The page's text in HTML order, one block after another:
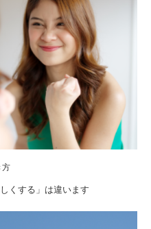
方
くする」は違います